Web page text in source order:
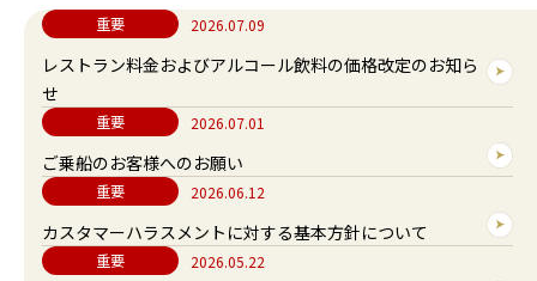
重要 2026.07.09
レストラン料金およびアルコール飲料の価格改定のお知ら
せ
重要 2026.07.01
ご乗船のお客様へのお願い
重要 2026.06.12
カスタマーハラスメントに対する基本方針について 詳細ページ
重要 2026.05.22